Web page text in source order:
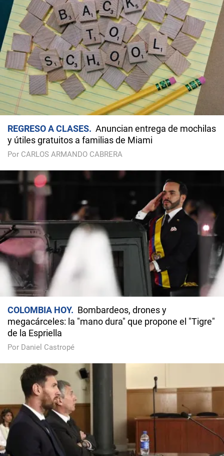
REGRESO A CLASES
Anuncian entrega de mochilas
y útiles gratuitos a familias de Miami
Por CARLOS ARMANDO CABRERA
COLOMBIA HOY
Bombardeos, drones y
megacárceles: la "mano dura" que propone el "Tigre"
de la Espriella
Por Daniel Castropé